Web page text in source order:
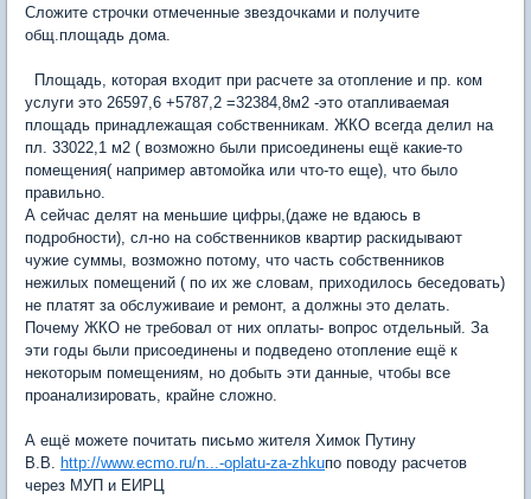
Сложите строчки отмеченные звездочками и получите
общ.площадь дома.
Площадь, которая входит при расчете за отопление и пр. ком
услуги это 26597,6 +5787,2 =32384,8м2 -это отапливаемая
площадь принадлежащая собственникам. ЖКО всегда делил на
пл. 33022,1 м2 ( возможно были присоединены ещё какие-то
помещения( например автомойка или что-то еще), что было
правильно.
А сейчас делят на меньшие цифры,(даже не вдаюсь в
подробности), сл-но на собственников квартир раскидывают
чужие суммы, возможно потому, что часть собственников
нежилых помещений ( по их же словам, приходилось беседовать)
не платят за обслуживаие и ремонт, а должны это делать.
Почему ЖКО не требовал от них оплаты- вопрос отдельный. За
эти годы были присоединены и подведено отопление ещё к
некоторым помещениям, но добыть эти данные, чтобы все
проанализировать, крайне сложно.
А ещё можете почитать письмо жителя Химок Путину
В.В. http://www.ecmo.ru/n...-oplatu-za-zhkuпо поводу расчетов
через МУП и ЕИРЦ